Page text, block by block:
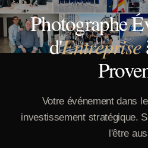
PORTRAIT AIX
CONTACT
Photographe
d'Entreprise
Votre événement dans
investissement stratégique.
l'être